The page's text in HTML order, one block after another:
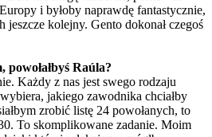
i byłoby naprawdę fantastycznie,
jeszcze kolejny. Gento dokonał czegoś
powołałbyś Raúla?
Każdy z nas jest swego rodzaju
jakiego zawodnika chciałby
zrobić listę 24 powołanych, to
To skomplikowane zadanie. Moim